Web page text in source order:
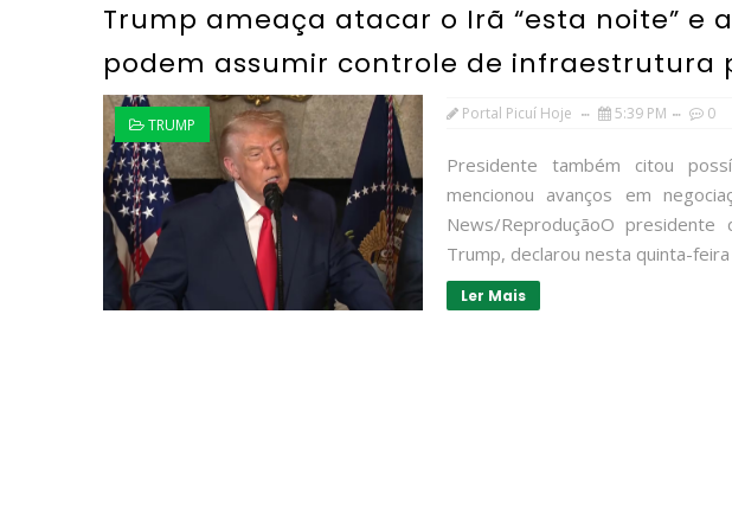
Trump ameaça atacar o Irã “esta noite” e
podem assumir controle de infraestrutura
TRUMP
Portal Picuí Hoje 5:39 PM 0
Presidente também citou
mencionou avanços em
News/ReproduçãoO presidente
Trump, declarou nesta quinta-
Ler Mais